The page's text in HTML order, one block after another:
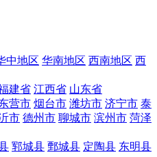
中地区 华南地区 西南地区 西
建省 江西省 山东省
营市 烟台市 潍坊市 济宁市 泰
市 德州市 聊城市 滨州市 菏泽
郓城县 鄄城县 定陶县 东明县